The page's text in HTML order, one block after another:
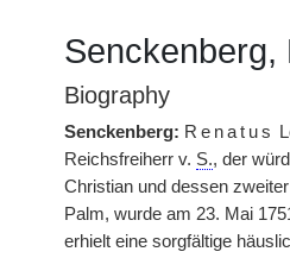
Senckenberg,
Biography
Senckenberg: Renatus
Reichsfreiherr v. S., der
Christian und dessen
Palm, wurde am 23. Mai
erhielt eine sorgfältige